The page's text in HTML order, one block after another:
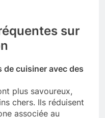
sur
de cuisiner avec des
plus savoureux,
chers. Ils réduisent
associée au